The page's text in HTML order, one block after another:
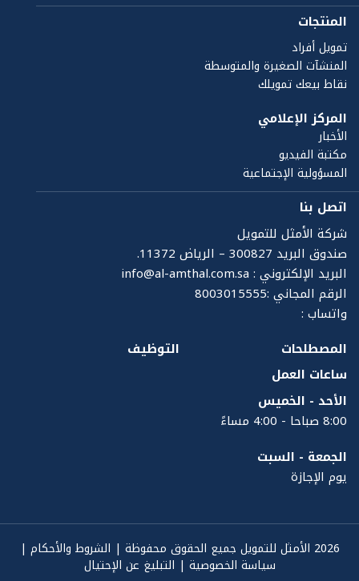
المنتجات
تمويل أفراد
المنشآت الصغيرة والمتوسطة
نقاط بيعك تمويلك
المركز الإعلامي
الأخبار
مكتبة الفيديو
المسؤولية الإجتماعية
اتصل بنا
شركة الأمثل للتمويل
صندوق البريد 300827 – الرياض 11372.
البريد الإلكتروني : info@al-amthal.com.sa
الرقم المجاني :8003015555
واتساب :
التوظيف
المصطلحات
ساعات العمل
الأحد - الخميس
8:00 صباحا -
4:00 مساءً
الجمعة - السبت
يوم الإجازة
2026 الأمثل للتمويل جميع الحقوق محفوظة | الشروط والأحكام |
سياسة الخصوصية | التبليغ عن الإحتيال